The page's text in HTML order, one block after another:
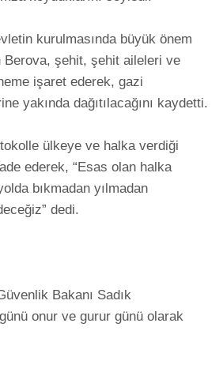
kurulmasında büyük önem
Berova, şehit, şehit aileleri ve
işaret ederek, gazi
yakında dağıtılacağını kaydetti.
ülkeye ve halka verdiği
ederek, “Esas olan halka
bıkmadan yılmadan
dedi.
Bakanı Sadık
onur ve gurur günü olarak